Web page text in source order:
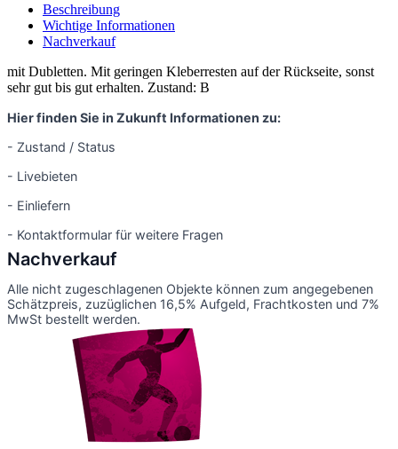
Beschreibung
Wichtige Informationen
Nachverkauf
mit Dubletten. Mit geringen Kleberresten auf der Rückseite, sonst
sehr gut bis gut erhalten. Zustand: B
Hier finden Sie in Zukunft Informationen zu:
- Zustand / Status
- Livebieten
- Einliefern
- Kontaktformular für weitere Fragen
Nachverkauf
Alle nicht zugeschlagenen Objekte können zum angegebenen
Schätzpreis, zuzüglichen 16,5% Aufgeld, Frachtkosten und 7%
MwSt bestellt werden.